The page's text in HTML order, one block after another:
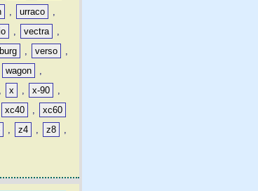
, urraco
,
, vectra
,
, verso
,
wagon
,
, x , x-90
,
xc40 ,
xc60
, z4 , z8
,